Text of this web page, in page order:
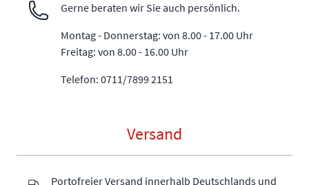
Gerne beraten wir Sie auch persönlich.
Montag - Donnerstag: von 8.00 - 17.00 Uhr
Freitag: von 8.00 - 16.00 Uhr
Telefon: 0711/7899 2151
Versand
Portofreier Versand innerhalb Deutschlands und